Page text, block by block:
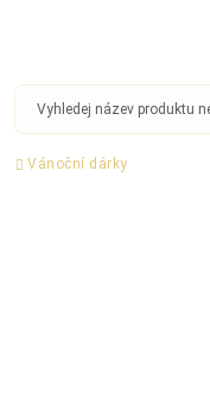
Vánoční dárky